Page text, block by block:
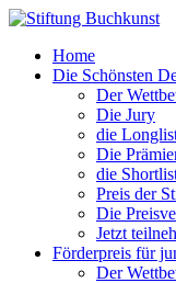
Home
Die Schönsten
Der
Die Jury
die
Die
die
Preis der
Die
Jetzt
Förderpreis für
Der